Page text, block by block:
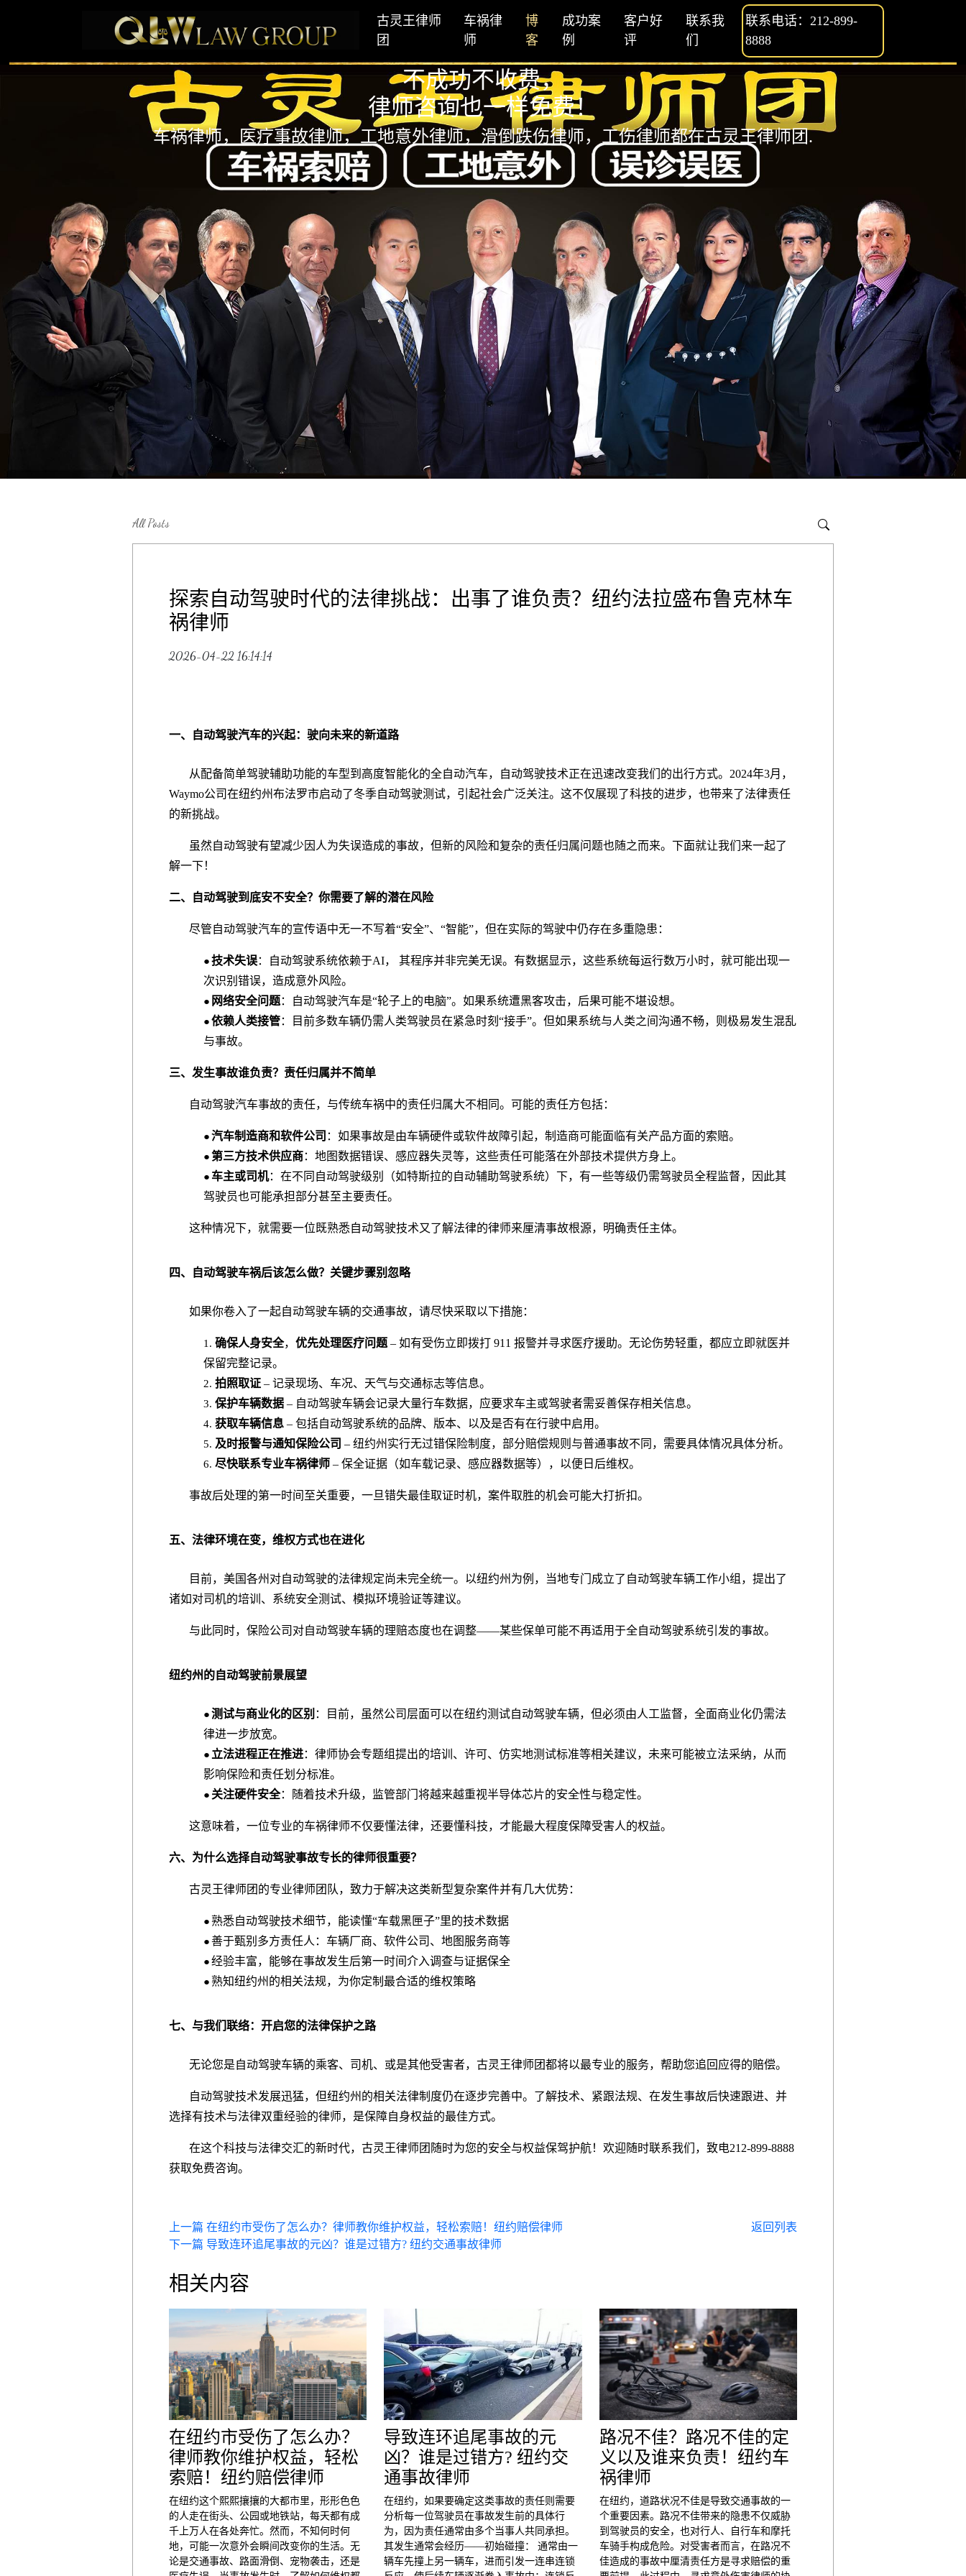
古灵王律师
团
车祸律
师
博
客
成功案
例
客户好
评
联系我
们
联系电话：212-899-
8888
不成功不收费，
律师咨询也一样免费！
车祸律师，医疗事故律师，工地意外律师，滑倒跌伤律师，工伤律师都在古灵王律师团.
All Posts
探索自动驾驶时代的法律挑战：出事了谁负责？纽约法拉盛布鲁克林车
祸律师
2026-04-22 16:14:14
一、自动驾驶汽车的兴起：驶向未来的新道路
从配备简单驾驶辅助功能的车型到高度智能化的全自动汽车，自动驾驶技术正在迅速改变我们的出行方式。2024年3月，
Waymo公司在纽约州布法罗市启动了冬季自动驾驶测试，引起社会广泛关注。这不仅展现了科技的进步，也带来了法律责任
的新挑战。
虽然自动驾驶有望减少因人为失误造成的事故，但新的风险和复杂的责任归属问题也随之而来。下面就让我们来一起了
解一下！
二、自动驾驶到底安不安全？你需要了解的潜在风险
尽管自动驾驶汽车的宣传语中无一不写着“安全”、“智能”，但在实际的驾驶中仍存在多重隐患：
●技术失误：自动驾驶系统依赖于AI，
其程序并非完美无误。有数据显示，这些系统每运行数万小时，就可能出现一
次识别错误，造成意外风险。
● 网络安全问题：自动驾驶汽车是“轮子上的电脑”。如果系统遭黑客攻击，后果可能不堪设想。
●依赖人类接管：目前多数车辆仍需人类驾驶员在紧急时刻“接手”。但如果系统与人类之间沟通不畅，则极易发生混乱
与事故。
三、发生事故谁负责？责任归属并不简单
自动驾驶汽车事故的责任，与传统车祸中的责任归属大不相同。可能的责任方包括：
●汽车制造商和软件公司 ：如果事故是由车辆硬件或软件故障引起，制造商可能面临有关产品方面的索赔。
●第三方技术供应商：地图数据错误、感应器失灵等，这些责任可能落在外部技术提供方身上。
● 车主或司机：在不同自动驾驶级别（如特斯拉的自动辅助驾驶系统）下，有一些等级仍需驾驶员全程监督，因此其
驾驶员也可能承担部分甚至主要责任。
这种情况下，就需要一位既熟悉自动驾驶技术又了解法律的律师来厘清事故根源，明确责任主体。
四、自动驾驶车祸后该怎么做？关键步骤别忽略
如果你卷入了一起自动驾驶车辆的交通事故，请尽快采取以下措施：
1. 确保人身安全， 优先处理医疗问题 – 如有受伤立即拨打 911 报警并寻求医疗援助。无论伤势轻重，都应立即就医并
保留完整记录。
2. 拍照取证 – 记录现场、车况、天气与交通标志等信息。
3. 保护车辆数据 – 自动驾驶车辆会记录大量行车数据，应要求车主或驾驶者需妥善保存相关信息。
4. 获取车辆信息 – 包括自动驾驶系统的品牌、版本、以及是否有在行驶中启用。
5. 及时报警与通知保险公司 – 纽约州实行无过错保险制度，部分赔偿规则与普通事故不同，需要具体情况具体分析。
6. 尽快联系专业车祸律师 – 保全证据（如车载记录、感应器数据等），以便日后维权。
事故后处理的第一时间至关重要，一旦错失最佳取证时机，案件取胜的机会可能大打折扣。
五、法律环境在变，维权方式也在进化
目前，美国各州对自动驾驶的法律规定尚未完全统一。以纽约州为例，当地专门成立了自动驾驶车辆工作小组，提出了
诸如对司机的培训、系统安全测试、模拟环境验证等建议。
与此同时，保险公司对自动驾驶车辆的理赔态度也在调整——某些保单可能不再适用于全自动驾驶系统引发的事故。
纽约州的自动驾驶前景展望
●测试与商业化的区别 ：目前，虽然公司层面可以在纽约测试自动驾驶车辆，但必须由人工监督，全面商业化仍需法
律进一步放宽。
● 立法进程正在推进：律师协会专题组提出的培训、许可、仿实地测试标准等相关建议，未来可能被立法采纳，从而
影响保险和责任划分标准。
● 关注硬件安全：随着技术升级，监管部门将越来越重视半导体芯片的安全性与稳定性。
这意味着，一位专业的车祸律师不仅要懂法律，还要懂科技，才能最大程度保障受害人的权益。
六、为什么选择自动驾驶事故专长的律师很重要？
古灵王律师团的专业律师团队，致力于解决这类新型复杂案件并有几大优势：
●熟悉自动驾驶技术细节，能读懂“车载黑匣子”里的技术数据
●善于甄别多方责任人：车辆厂商、软件公司、地图服务商等
●经验丰富，能够在事故发生后第一时间介入调查与证据保全
●熟知纽约州的相关法规，为你定制最合适的维权策略
七、与我们联络：开启您的法律保护之路
无论您是自动驾驶车辆的乘客、司机、或是其他受害者，古灵王律师团都将以最专业的服务，帮助您追回应得的赔偿。
自动驾驶技术发展迅猛，但纽约州的相关法律制度仍在逐步完善中。了解技术、紧跟法规、在发生事故后快速跟进、并
选择有技术与法律双重经验的律师，是保障自身权益的最佳方式。
在这个科技与法律交汇的新时代，古灵王律师团随时为您的安全与权益保驾护航！欢迎随时联系我们，致电212-899-8888
获取免费咨询。
上一篇 在纽约市受伤了怎么办？律师教你维护权益，轻松索赔！纽约赔偿律师
返回列表
下一篇 导致连环追尾事故的元凶？谁是过错方? 纽约交通事故律师
相关内容
在纽约市受伤了怎么办？
律师教你维护权益，轻松
索赔！纽约赔偿律师
在纽约这个熙熙攘攘的大都市里，形形色色
的人走在街头、公园或地铁站，每天都有成
千上万人在各处奔忙。然而，不知何时何
地，可能一次意外会瞬间改变你的生活。无
论是交通事故、路面滑倒、宠物袭击，还是
导致连环追尾事故的元
凶？谁是过错方? 纽约交
通事故律师
在纽约，如果要确定这类事故的责任则需要
分析每一位驾驶员在事故发生前的具体行
为，因为责任通常由多个当事人共同承担。
其发生通常会经历——初始碰撞： 通常由一
辆车先撞上另一辆车，进而引发一连串连锁
路况不佳？路况不佳的定
义以及谁来负责！纽约车
祸律师
在纽约，道路状况不佳是导致交通事故的一
个重要因素。路况不佳带来的隐患不仅威胁
到驾驶员的安全，也对行人、自行车和摩托
车骑手构成危险。对受害者而言，在路况不
佳造成的事故中厘清责任方是寻求赔偿的重